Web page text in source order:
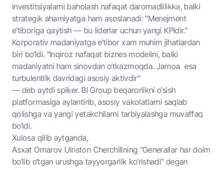
investitsiyalarni baholash nafaqat daromadlilikka, balki
strategik ahamiyatga ham asoslanadi: "Menejment
e’tiboriga qaytish — bu liderlar uchun yangi KPIdir."
Korporativ madaniyatga e’tibor xam muhim jihatlardan
biri bo‘ldi. "Inqiroz nafaqat biznes modelini, balki
madaniyatni ham sinovdan o‘tkazmoqda. Jamoa esa
turbulentlik davridagi asosiy aktivdir"
— deb aytdi spiker. BI Group beqarorlikni o‘sish
platformasiga aylantirib, asosiy vakolatlarni saqlab
qolishga va yangi yetakchilarni tarbiyalashga muvaffaq
bo‘ldi.
Xulosa qilib aytganda,
Asxat Omarov Uinston Cherchillning "Generallar har doim
bo‘lib o‘tgan urushga tayyorgarlik ko‘rishadi" degan